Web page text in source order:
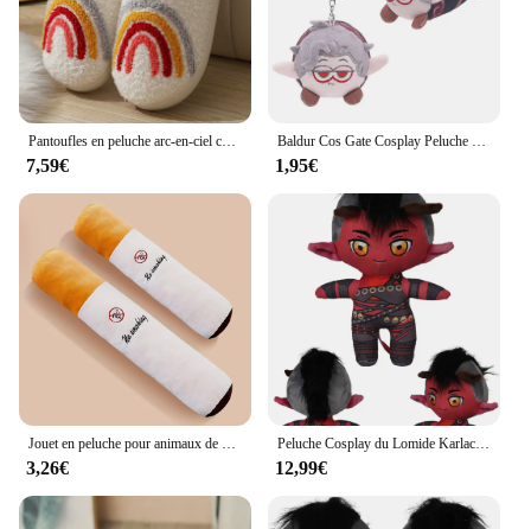
7,59€ 1,95€
3,26€
Peluche Cosplay du Lomide Karlach, Arion, Gala, Jeu Balder Gate, Accessoires de Jeu, Costume, Mascotte, Cadeaux de Noël et d'Anniversaire
12,99€